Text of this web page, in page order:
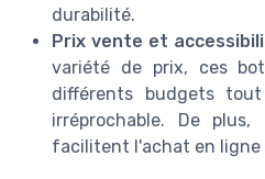
durabilité.
Prix vente et
variété de prix, ces
différents budgets
irréprochable. De
facilitent l'achat en ligne